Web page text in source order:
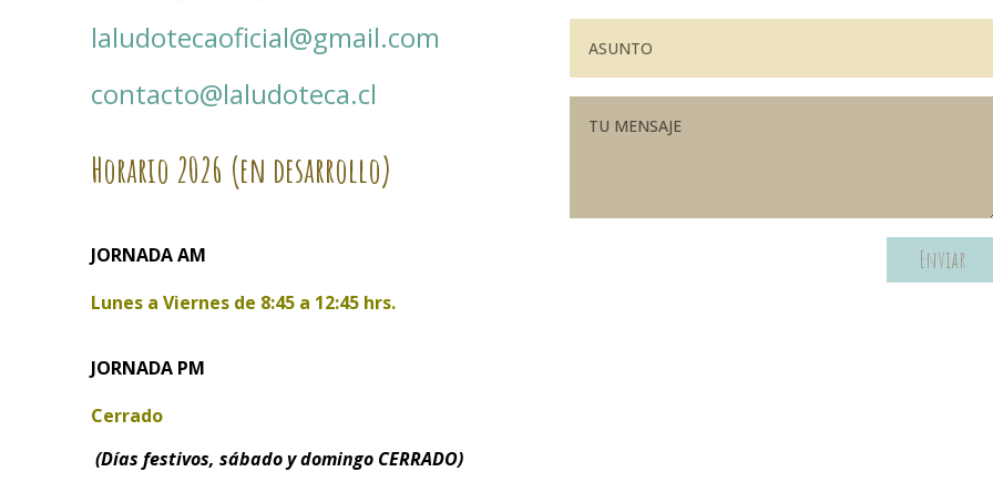
laludotecaoficial@gmail.com
contacto@laludoteca.cl
Horario 2026 (en desarrollo)
JORNADA AM
Lunes a Viernes de 8:45 a 12:45 hrs.
JORNADA PM
Cerrado
(Días festivos, sábado y domingo CERRADO)
Enviar